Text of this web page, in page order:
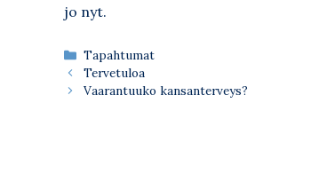
jo nyt.
Kategoriat
Tapahtumat
Tervetuloa
Vaarantuuko kansanterveys?